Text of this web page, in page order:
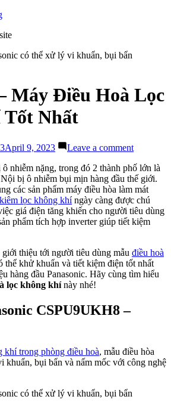
Máy Điều Hoà Lọc
Nhất
April 9, 2023 Leave a commenton
–
Máy
Điều
Hoà
Lọc
Không
Nhất
nhiễm nặng, trong đó 2 thành phố lớn là
bị ô nhiễm bụi mịn hàng đầu thế giới.
các sản phẩm máy điều hòa làm mát
lọc không khíngày càng được chú
giá điện tăng khiến cho người tiêu dùng
phẩm tích hợp inverter giúp tiết kiệm
thiệu tới người tiêu dùng mẫu điều hoà
thể khử khuẩn và tiết kiệm điện tốt nhất
hàng đầu Panasonic. Hãy cùng tìm hiểu
lọc không khínày nhé!
CSPU9UKH8 –
khí trong phòng điều hoà, mẫu điều hòa
khuẩn, bụi bẩn và nấm mốc với công nghệ